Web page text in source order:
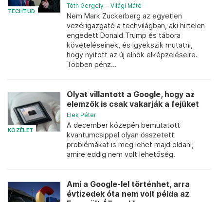
TECHTUD
Tóth Gergely – Világi Máté
Nem Mark Zuckerberg az egyetlen
vezérigazgató a techvilágban, aki hirtelen
engedett Donald Trump és tábora
követeléseinek, és igyekszik mutatni,
hogy nyitott az új elnök elképzeléseire.
Többen pénz...
KÖZÉLET
Olyat villantott a Google, hogy az
elemzők is csak vakarják a fejüket
Elek Péter
A december közepén bemutatott
kvantumcsippel olyan összetett
problémákat is meg lehet majd oldani,
amire eddig nem volt lehetőség.
Ami a Google-lel történhet, arra
évtizedek óta nem volt példa az